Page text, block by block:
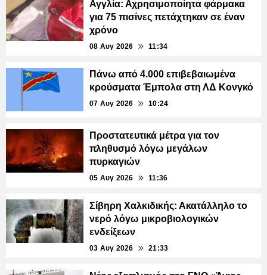
Αγγλία: Αχρησιμοποίητα φάρμακα
για 75 πισίνες πετάχτηκαν σε έναν
χρόνο
08 Αυγ 2026 11:34
Πάνω από 4.000 επιβεβαιωμένα
κρούσματα Έμπολα στη ΛΔ Κονγκό
07 Αυγ 2026 10:24
Προστατευτικά μέτρα για τον
πληθυσμό λόγω μεγάλων
πυρκαγιών
05 Αυγ 2026 11:36
Σίβηρη Χαλκιδικής: Ακατάλληλο το
νερό λόγω μικροβιολογικών
ενδείξεων
03 Αυγ 2026 21:33